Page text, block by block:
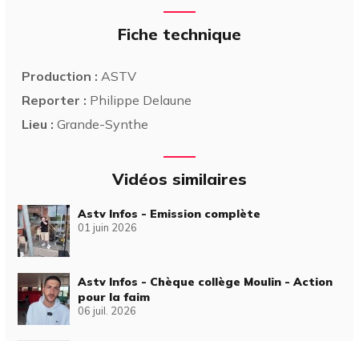
Fiche technique
Production : ASTV
Reporter : Philippe Delaune
Lieu : Grande-Synthe
Vidéos similaires
Astv Infos - Emission complète
01 juin 2026
Astv Infos - Chèque collège Moulin - Action
pour la faim
06 juil. 2026